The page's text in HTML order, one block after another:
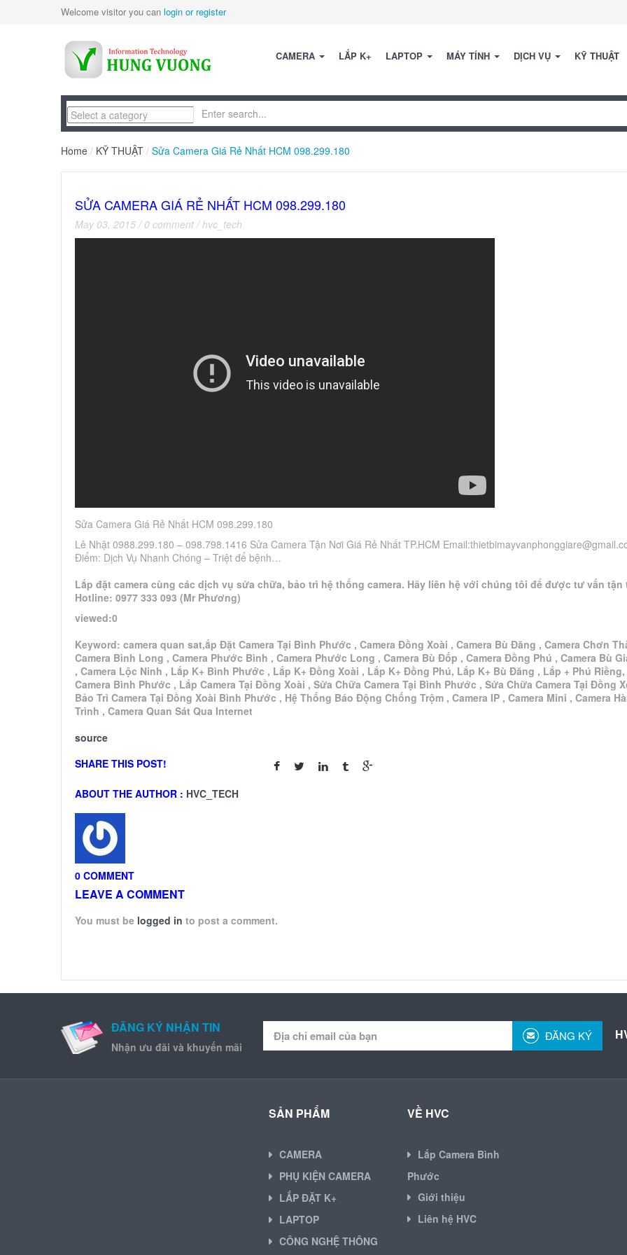
Welcome visitor you can login or register
CAMERA LẮP K+ LAPTOP MÁY TÍNH DỊCH VỤ KỸ THUẬT
Home / KỸ THUẬT / Sửa Camera Giá Rẻ Nhất HCM 098.299.180
SỬA CAMERA GIÁ RẺ NHẤT HCM 098.299.180
May 03, 2015 / 0 comment /hvc_tech
Sửa Camera Giá Rẻ Nhất HCM 098.299.180
Lê Nhật 0988.299.180 – 098.798.1416 Sửa Camera Tận Nơi Giá Rẻ Nhất TP.HCM Email:
Điểm: Dịch Vụ Nhanh Chóng – Triệt để bệnh…
Lắp đặt camera cùng các dịch vụ sửa chữa, bảo trì hệ thống camera. Hãy liên hệ với chúng tôi để được tư vấn tận
Hotline: 0977 333 093 (Mr Phương)
viewed:0
Keyword: camera quan sat,ắp Đặt Camera Tại Bình Phước , Camera Đồng Xoài , Camera Bù Đăng , Camera Chơn
Camera Bình Long , Camera Phước Bình , Camera Phước Long , Camera Bù Đốp , Camera Đồng Phú , Camera Bù
, Camera Lộc Ninh , Lắp K+ Bình Phước , Lắp K+ Đồng Xoài , Lắp K+ Đồng Phú, Lắp K+ Bù Đăng , Lắp + Phú
Camera Bình Phước , Lắp Camera Tại Đồng Xoài , Sửa Chữa Camera Tại Bình Phước , Sửa Chữa Camera Tại Đồng
Bảo Trì Camera Tại Đồng Xoài Bình Phước , Hệ Thống Báo Động Chống Trộm , Camera IP , Camera Mini , Camera
Trình , Camera Quan Sát Qua Internet
source
SHARE THIS POST!
ABOUT THE AUTHOR : HVC_TECH
0 COMMENT
LEAVE A COMMENT
You must be logged in to post a comment.
ĐĂNG KÝ NHẬN TIN
Nhận ưu đãi và khuyến mãi
ĐĂNG KÝ
SẢN PHẨM
CAMERA
PHỤ KIỆN CAMERA
LẮP ĐẶT K+
LAPTOP
CÔNG NGHỆ THÔNG
VỀ HVC
Lắp Camera Bình
Phước
Giới thiệu
Liên hệ HVC